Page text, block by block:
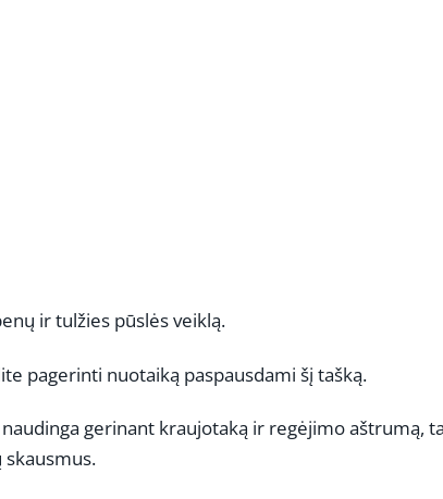
ir tulžies pūslės veiklą.
pagerinti nuotaiką paspausdami šį tašką.
gerinant kraujotaką ir regėjimo aštrumą,